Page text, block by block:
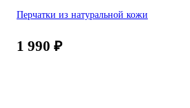
Перчатки из натуральной кожи
1 990 ₽